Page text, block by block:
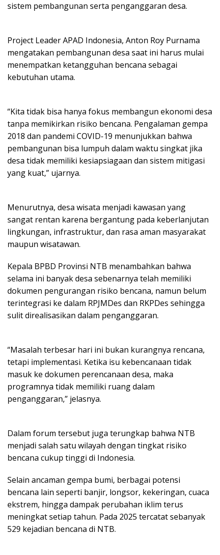
sistem pembangunan serta penganggaran desa.
Project Leader APAD Indonesia, Anton Roy Purnama
mengatakan pembangunan desa saat ini harus mulai
menempatkan ketangguhan bencana sebagai
kebutuhan utama.
“Kita tidak bisa hanya fokus membangun ekonomi desa
tanpa memikirkan risiko bencana. Pengalaman gempa
2018 dan pandemi COVID-19 menunjukkan bahwa
pembangunan bisa lumpuh dalam waktu singkat jika
desa tidak memiliki kesiapsiagaan dan sistem mitigasi
yang kuat,” ujarnya.
Menurutnya, desa wisata menjadi kawasan yang
sangat rentan karena bergantung pada keberlanjutan
lingkungan, infrastruktur, dan rasa aman masyarakat
maupun wisatawan.
Kepala BPBD Provinsi NTB menambahkan bahwa
selama ini banyak desa sebenarnya telah memiliki
dokumen pengurangan risiko bencana, namun belum
terintegrasi ke dalam RPJMDes dan RKPDes sehingga
sulit direalisasikan dalam penganggaran.
“Masalah terbesar hari ini bukan kurangnya rencana,
tetapi implementasi. Ketika isu kebencanaan tidak
masuk ke dokumen perencanaan desa, maka
programnya tidak memiliki ruang dalam
penganggaran,” jelasnya.
Dalam forum tersebut juga terungkap bahwa NTB
menjadi salah satu wilayah dengan tingkat risiko
bencana cukup tinggi di Indonesia.
Selain ancaman gempa bumi, berbagai potensi
bencana lain seperti banjir, longsor, kekeringan, cuaca
ekstrem, hingga dampak perubahan iklim terus
meningkat setiap tahun. Pada 2025 tercatat sebanyak
529 kejadian bencana di NTB.